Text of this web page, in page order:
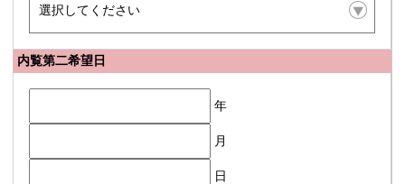
内覧第二希望日
年
月
日